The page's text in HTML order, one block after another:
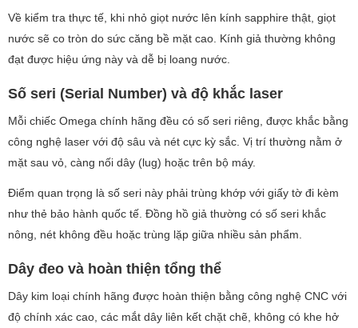
Về kiểm tra thực tế, khi nhỏ giọt nước lên kính sapphire thật, giọt
nước sẽ co tròn do sức căng bề mặt cao. Kính giả thường không
đạt được hiệu ứng này và dễ bị loang nước.
Số seri (Serial Number) và độ khắc laser
Mỗi chiếc Omega chính hãng đều có số seri riêng, được khắc bằng
công nghệ laser với độ sâu và nét cực kỳ sắc. Vị trí thường nằm ở
mặt sau vỏ, càng nối dây (lug) hoặc trên bộ máy.
Điểm quan trọng là số seri này phải trùng khớp với giấy tờ đi kèm
như thẻ bảo hành quốc tế. Đồng hồ giả thường có số seri khắc
nông, nét không đều hoặc trùng lặp giữa nhiều sản phẩm.
Dây đeo và hoàn thiện tổng thể
Dây kim loại chính hãng được hoàn thiện bằng công nghệ CNC với
độ chính xác cao, các mắt dây liên kết chặt chẽ, không có khe hở